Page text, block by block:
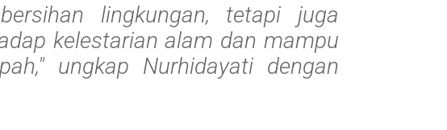
lingkungan, tetapi juga
kelestarian alam dan mampu
ungkap Nurhidayati dengan